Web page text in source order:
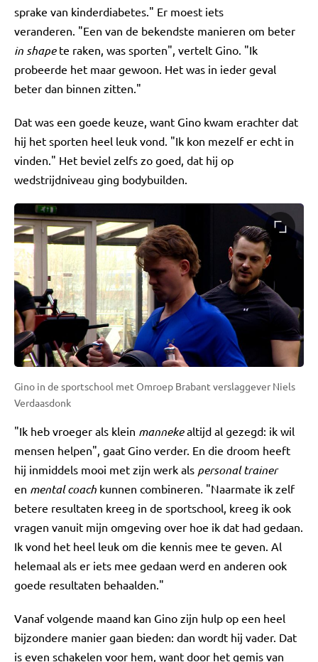
sprake van kinderdiabetes." Er moest iets
veranderen. "Een van de bekendste manieren om beter
in shapete raken, was sporten", vertelt Gino. "Ik
probeerde het maar gewoon. Het was in ieder geval
beter dan binnen zitten."
Dat was een goede keuze, want Gino kwam erachter dat
hij het sporten heel leuk vond. "Ik kon mezelf er echt in
vinden." Het beviel zelfs zo goed, dat hij op
wedstrijdniveau ging bodybuilden.
Gino in de sportschool met Omroep Brabant verslaggever Niels
Verdaasdonk
"Ik heb vroeger als klein mannekealtijd al gezegd: ik wil
mensen helpen", gaat Gino verder. En die droom heeft
hij inmiddels mooi met zijn werk als personal trainer
en mental coach kunnen combineren. "Naarmate ik zelf
betere resultaten kreeg in de sportschool, kreeg ik ook
vragen vanuit mijn omgeving over hoe ik dat had gedaan.
Ik vond het heel leuk om die kennis mee te geven. Al
helemaal als er iets mee gedaan werd en anderen ook
goede resultaten behaalden."
Vanaf volgende maand kan Gino zijn hulp op een heel
bijzondere manier gaan bieden: dan wordt hij vader. Dat
is even schakelen voor hem, want door het gemis van